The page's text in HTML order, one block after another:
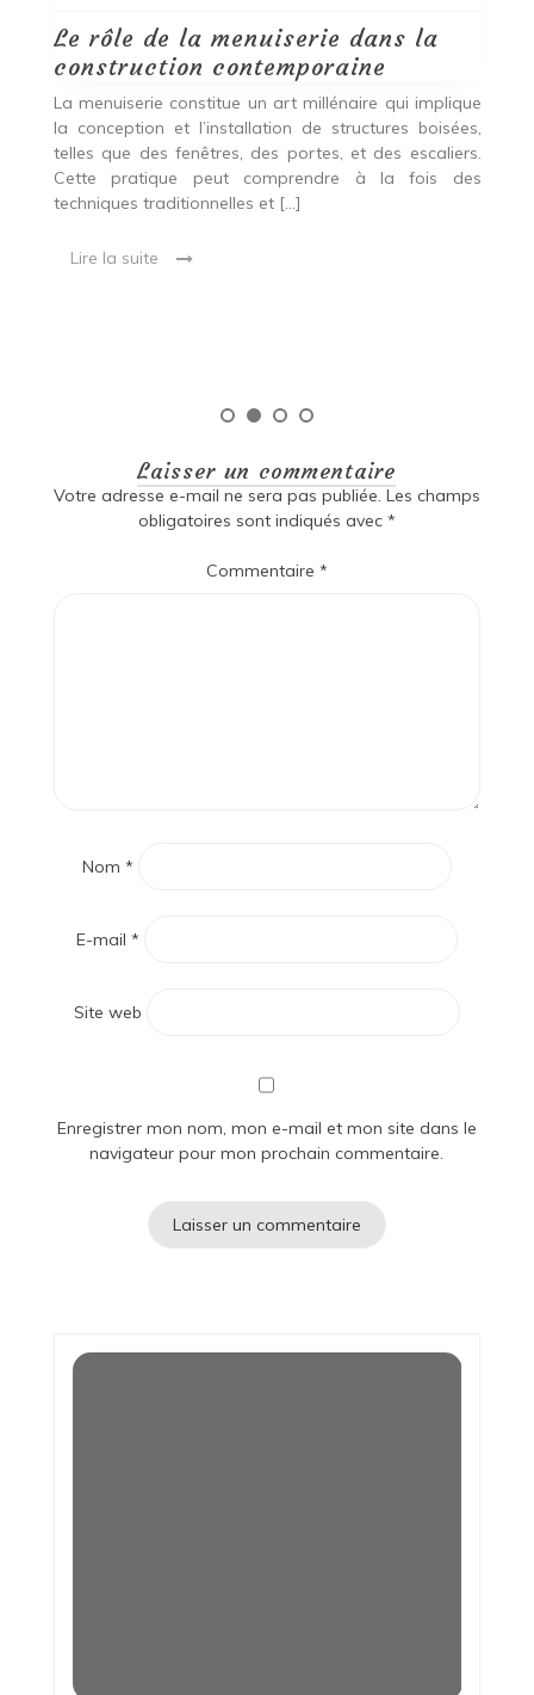
la menuiserie dans la
contemporaine
un art millénaire qui implique
l’installation de structures boisées,
des portes, et des escaliers.
peut comprendre à la fois des
et […]
Quels choix
privilégier
rénovation
personnalisée
Rénovation de
Laisser un commentaire
Votre adresse e-mail ne sera pas publiée. Les champs
obligatoires sont indiqués avec *
Commentaire *
Nom *
E-mail *
Site web
Enregistrer mon nom, mon e-mail et mon site dans le
navigateur pour mon prochain commentaire.